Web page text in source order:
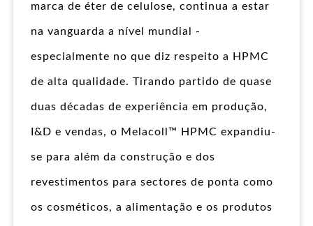
marca de éter de celulose, continua a estar
na vanguarda a nível mundial -
especialmente no que diz respeito a HPMC
de alta qualidade. Tirando partido de quase
duas décadas de experiência em produção,
I&D e vendas, o Melacoll™ HPMC expandiu-
se para além da construção e dos
revestimentos para sectores de ponta como
os cosméticos, a alimentação e os produtos